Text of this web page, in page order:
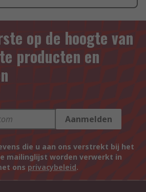
op de hoogte van
producten en
Aanmelden
die u aan ons verstrekt bij het
mailinglijst worden verwerkt in
ons privacybeleid.